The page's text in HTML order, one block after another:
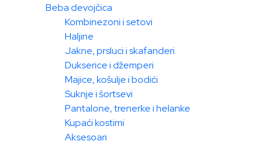
Beba devojčica
Kombinezoni i setovi
Haljine
Jakne, prsluci i skafanderi
Dukserice i džemperi
Majice, košulje i bodići
Suknje i šortsevi
Pantalone, trenerke i helanke
Kupaći kostimi
Aksesoari